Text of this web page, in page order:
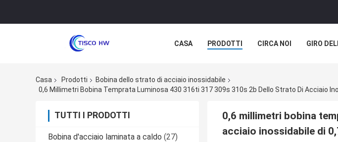
CASA PRODOTTI CIRCA NOI GIRO
Casa Prodotti
Bobina dello strato di acciaio inossidabile
0,6 Millimetri Bobina Temprata Luminosa 430 316ti 317 309s 310s 2b Dello Strato Di Acciaio
TUTTI I PRODOTTI
Bobina d'acciaio laminata a caldo (27)
0,6 millimetri bobina
acciaio inossidabile di